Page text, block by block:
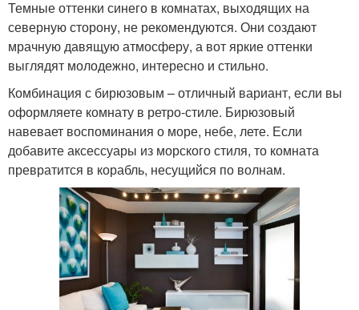
Темные оттенки синего в комнатах, выходящих на
северную сторону, не рекомендуются. Они создают
мрачную давящую атмосферу, а вот яркие оттенки
выглядят молодежно, интересно и стильно.
Комбинация с бирюзовым – отличный вариант, если вы
оформляете комнату в ретро-стиле. Бирюзовый
навевает воспоминания о море, небе, лете. Если
добавите аксессуары из морского стиля, то комната
превратится в корабль, несущийся по волнам.